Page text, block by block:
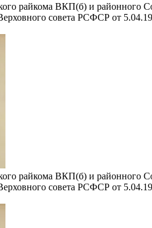
райкома ВКП(б) и районного
совета РСФСР от
райкома ВКП(б) и районного
совета РСФСР от